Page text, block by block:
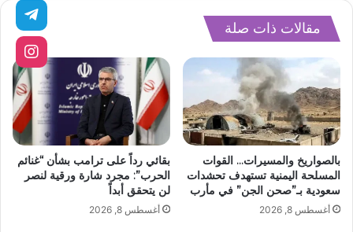
مقالات ذات صلة
بالصواريخ والمسيرات… القوات
المسلحة اليمنية تستهدف تحشدات
سعودية بـ”صحن الجن” في مأرب
أغسطس 8, 2026
بقائي رداً على ترامب بشأن “غنائم
الحرب”: مجرد شارة ورقية لنصر
لن يتحقق أبداً
أغسطس 8, 2026